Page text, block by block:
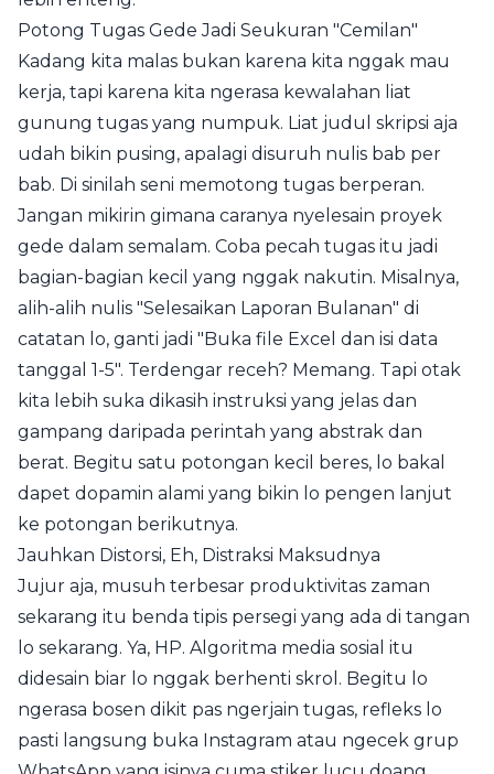
Potong Tugas Gede Jadi Seukuran "Cemilan"
Kadang kita malas bukan karena kita nggak mau
kerja, tapi karena kita ngerasa kewalahan liat
gunung tugas yang numpuk. Liat judul skripsi aja
udah bikin pusing, apalagi disuruh nulis bab per
bab. Di sinilah seni memotong tugas berperan.
Jangan mikirin gimana caranya nyelesain proyek
gede dalam semalam. Coba pecah tugas itu jadi
bagian-bagian kecil yang nggak nakutin. Misalnya,
alih-alih nulis "Selesaikan Laporan Bulanan" di
catatan lo, ganti jadi "Buka file Excel dan isi data
tanggal 1-5". Terdengar receh? Memang. Tapi otak
kita lebih suka dikasih instruksi yang jelas dan
gampang daripada perintah yang abstrak dan
berat. Begitu satu potongan kecil beres, lo bakal
dapet dopamin alami yang bikin lo pengen lanjut
ke potongan berikutnya.
Jauhkan Distorsi, Eh, Distraksi Maksudnya
Jujur aja, musuh terbesar produktivitas zaman
sekarang itu benda tipis persegi yang ada di tangan
lo sekarang. Ya, HP. Algoritma media sosial itu
didesain biar lo nggak berhenti skrol. Begitu lo
ngerasa bosen dikit pas ngerjain tugas, refleks lo
pasti langsung buka Instagram atau ngecek grup